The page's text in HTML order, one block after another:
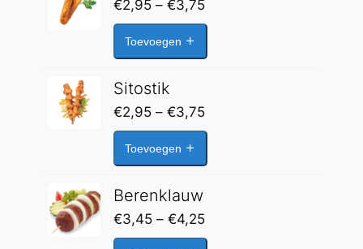
€2,95 – €3,75Prijsklasse:
€2,95
Toevoegen
Sitostik
€2,95 – €3,75Prijsklasse:
€2,95
Toevoegen
Berenklauw
€3,45 – €4,25Prijsklasse:
€3,45